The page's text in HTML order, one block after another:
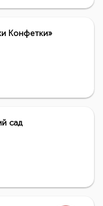
Конфетки»
сад